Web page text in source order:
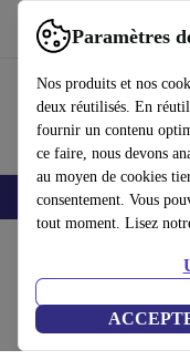
Paramètres
Nos produits et nos
deux réutilisés. En
fournir un contenu
ce faire, nous devons
au moyen de cookies
consentement. Vous
tout moment. Lisez
Utilisez refurbed
Smartphones Laptops
Logitech M515
Bleu